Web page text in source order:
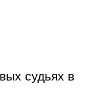
судьях в